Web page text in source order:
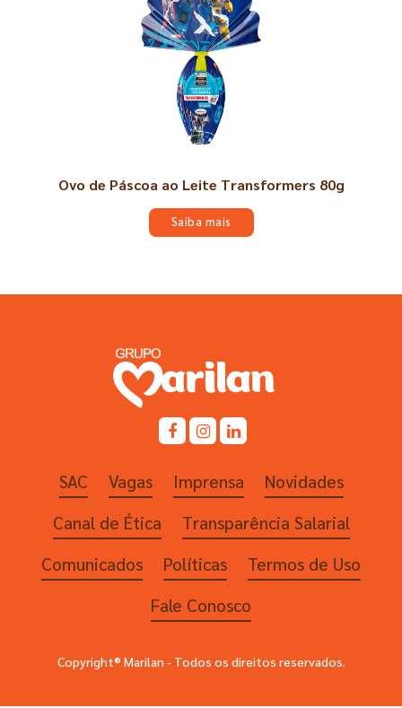
Ovo de Páscoa ao Leite Transformers 80g
Saiba mais
SAC Vagas Imprensa
Novidades
Canal de Ética
Transparência Salarial
Comunicados
Políticas
Termos de Uso
Fale Conosco
Copyright® Marilan - Todos os direitos reservados.